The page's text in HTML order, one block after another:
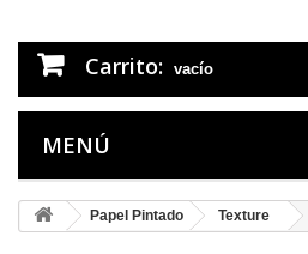
Carrito: vacío
MENÚ
Papel Pintado Texture